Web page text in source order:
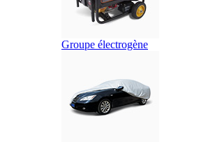
Groupe électrogène